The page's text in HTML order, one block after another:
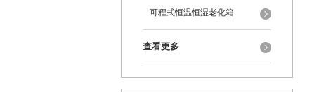
可程式恒温恒湿老化箱
查看更多